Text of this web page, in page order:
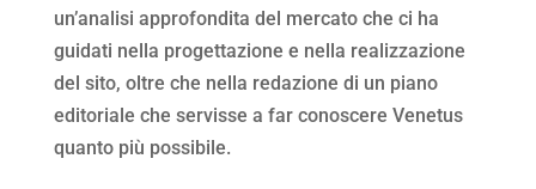
un’analisi approfondita del mercato che ci ha
guidati nella progettazione e nella realizzazione
del sito, oltre che nella redazione di un piano
editoriale che servisse a far conoscere Venetus
quanto più possibile.